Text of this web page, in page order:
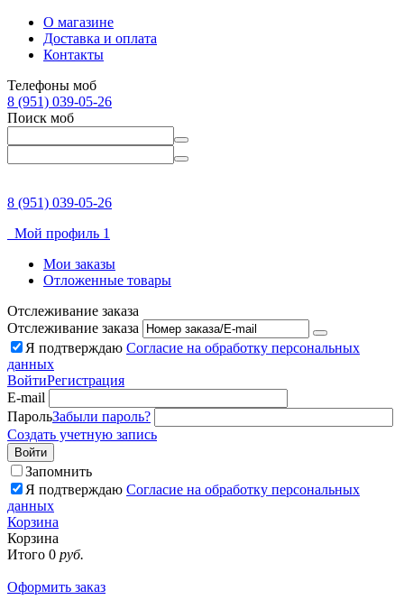
О магазине
Доставка и оплата
Контакты
Телефоны моб
8 (951) 039-05-26
Поиск моб
8 (951) 039-05-26
Мой профиль 1
Мои заказы
Отложенные товары
Отслеживание заказа
Отслеживание заказа
Я подтверждаю Согласие на обработку персональных
данных
ВойтиРегистрация
E-mail
ПарольЗабыли пароль?
Создать учетную запись
Войти
Запомнить
Я подтверждаю Согласие на обработку персональных
данных
Корзина
Корзина
Итого 0 руб.
Оформить заказ